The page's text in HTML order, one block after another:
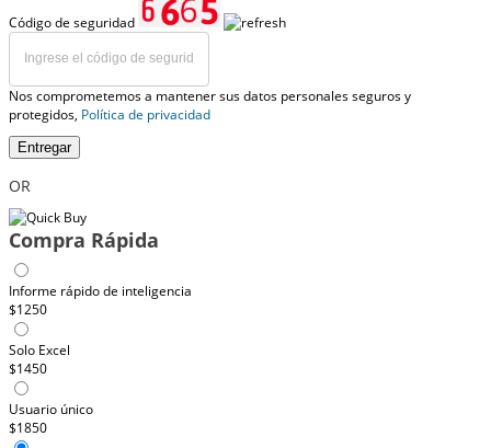
Código de seguridad
Nos comprometemos a mantener sus datos personales seguros y
protegidos, Política de privacidad
Entregar
OR
Compra Rápida
Informe rápido de inteligencia
$1250
Solo Excel
$1450
Usuario único
$1850